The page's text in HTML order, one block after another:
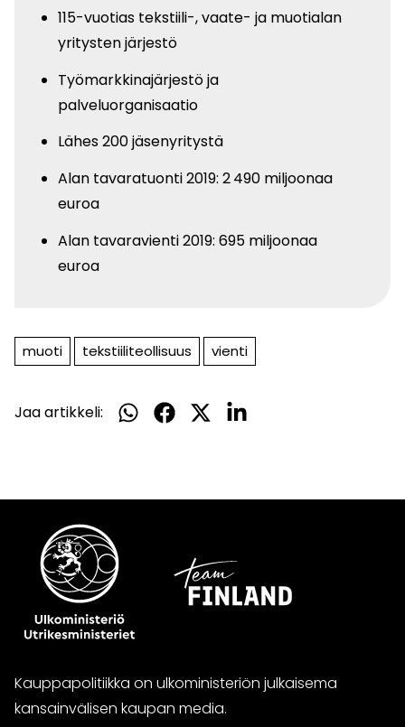
115-vuotias tekstiili-, vaate- ja muotialan
yritysten järjestö
Työmarkkinajärjestö ja
palveluorganisaatio
Lähes 200 jäsenyritystä
Alan tavaratuonti 2019: 2 490 miljoonaa
euroa
Alan tavaravienti 2019: 695 miljoonaa
euroa
muoti tekstiiliteollisuus vienti
Jaa artikkeli:
Jaa
Jaa
Jaa
Jaa
Kauppapolitiikka on ulkoministeriön julkaisema
kansainvälisen kaupan media.